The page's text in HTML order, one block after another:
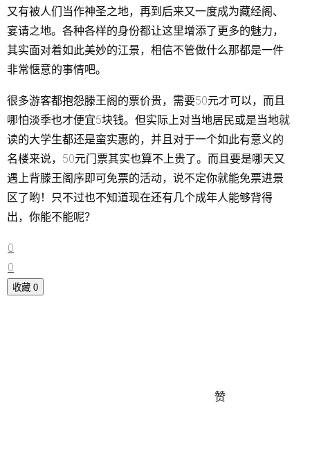
又有被人们当作神圣之地，再到后来又一度成为藏经阁、
宴请之地。各种各样的身份都让这里增添了更多的魅力，
其实面对着如此美妙的江景，相信不管做什么那都是一件
非常惬意的事情吧。
很多游客都抱怨滕王阁的票价贵，需要50元才可以，而且
哪怕淡季也才便宜5块钱。但实际上对当地居民或是当地就
读的大学生都还是蛮实惠的，并且对于一个如此有意义的
名楼来说，50元门票其实也算不上贵了。而且要是哪天又
遇上背滕王阁序即可免票的活动，说不定你就能免票进景
区了哟！只不过也不知道现在还有几个成年人能够背得
出，你能不能呢？
0
0
收藏 0
赞